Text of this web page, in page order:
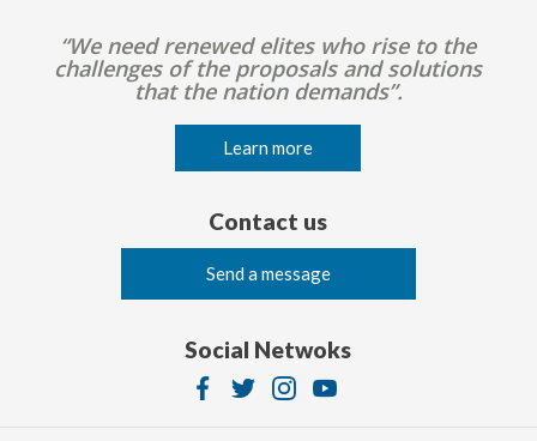
“We need renewed elites who rise to the
challenges of the proposals and solutions
that the nation demands”.
Learn more
Contact us
Send a message
Social Netwoks
ImageImageImageImage